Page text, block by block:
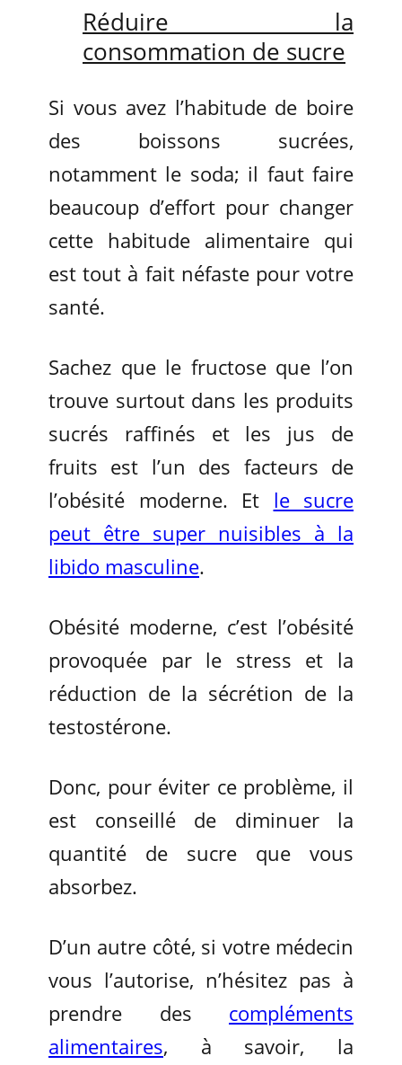
Réduire la
consommation de sucre
Si vous avez l’habitude de boire
des boissons sucrées,
notamment le soda; il faut faire
beaucoup d’effort pour changer
cette habitude alimentaire qui
est tout à fait néfaste pour votre
santé.
Sachez que le fructose que l’on
trouve surtout dans les produits
sucrés raffinés et les jus de
fruits est l’un des facteurs de
l’obésité moderne. Et le sucre
peut être super nuisibles à la
libido masculine.
Obésité moderne, c’est l’obésité
provoquée par le stress et la
réduction de la sécrétion de la
testostérone.
Donc, pour éviter ce problème, il
est conseillé de diminuer la
quantité de sucre que vous
absorbez.
D’un autre côté, si votre médecin
vous l’autorise, n’hésitez pas à
prendre des compléments
alimentaires, à savoir, la